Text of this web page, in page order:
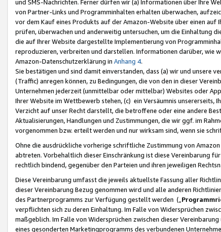
und SMS-Nachrichten. Ferner dürfen wir (a) Informationen über Ihre
von Partner-Links und Programminhalten erhalten überwachen,
vor dem Kauf eines Produkts auf der Amazon-Website über einen
prüfen, überwachen und anderweitig untersuchen, um die Einhaltung
die auf Ihrer Website dargestellte Implementierung von
reproduzieren, verbreiten und darstellen. Informationen darüber, wie
Amazon-Datenschutzerklärung in Anhang 4.
Sie bestätigen und sind damit einverstanden, dass (a) wir und
(Traffic) anregen können, zu Bedingungen, die von den in dieser
Unternehmen jederzeit (unmittelbar oder mittelbar) Websites oder
Ihrer Website im Wettbewerb stehen, (c) ein Versäumnis unsererseits,
Verzicht auf unser Recht darstellt, die betroffene oder eine andere
Aktualisierungen, Handlungen und Zustimmungen, die wir ggf. im
vorgenommen bzw. erteilt werden und nur wirksam sind, wenn sie
Ohne die ausdrückliche vorherige schriftliche Zustimmung von
abtreten. Vorbehaltlich dieser Einschränkung ist diese Vereinbarung
rechtlich bindend, gegenüber den Parteien und ihren jeweiligen
Diese Vereinbarung umfasst die jeweils aktuellste Fassung aller
dieser Vereinbarung Bezug genommen wird und alle anderen
des Partnerprogramms zur Verfügung gestellt werden („
verpflichten sich zu deren Einhaltung. Im Falle von Widersprüchen
maßgeblich. Im Falle von Widersprüchen zwischen dieser
eines gesonderten Marketingprogramms des verbundenen